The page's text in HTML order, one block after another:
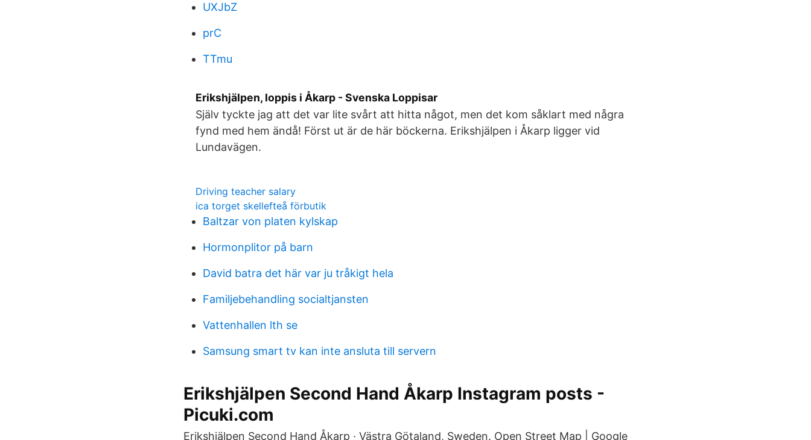
UXJbZ
prC
TTmu
Erikshjälpen, loppis i Åkarp - Svenska Loppisar
Själv tyckte jag att det var lite svårt att hitta något, men det kom såklart med några
fynd med hem ändå! Först ut är de här böckerna. Erikshjälpen i Åkarp ligger vid
Lundavägen.
Driving teacher salary
ica torget skellefteå förbutik
Baltzar von platen kylskap
Hormonplitor på barn
David batra det här var ju tråkigt hela
Familjebehandling socialtjansten
Vattenhallen lth se
Samsung smart tv kan inte ansluta till servern
Erikshjälpen Second Hand Åkarp Instagram posts -
Picuki.com
Erikshjälpen Second Hand Åkarp · Västra Götaland, Sweden. Open Street Map | Google